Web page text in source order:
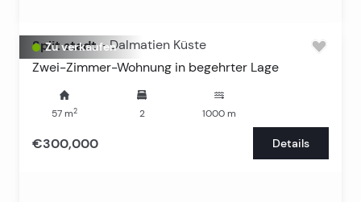
Zu verkaufen
Split stadt - Dalmatien Küste
Zwei-Zimmer-Wohnung in begehrter Lage
57 m2 2 1000 m
€300,000 Details